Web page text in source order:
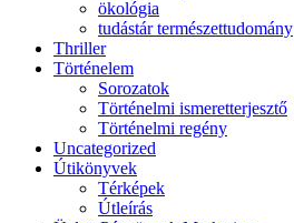
ökológia
tudástár természettudomány
Thriller
Történelem
Sorozatok
Történelmi ismeretterjesztő
Történelmi regény
Uncategorized
Útikönyvek
Térképek
Útleírás